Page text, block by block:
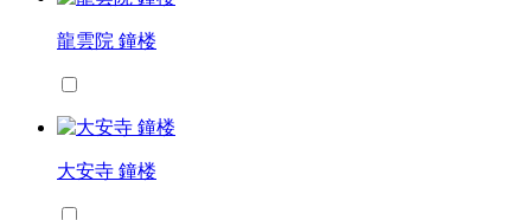
龍雲院 鐘楼
大安寺 鐘楼